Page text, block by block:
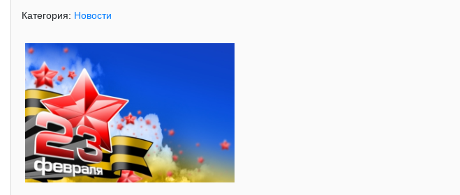
Категория: Новости